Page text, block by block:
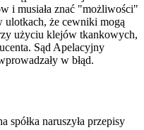
i musiała znać "możliwości"
ulotkach, że cewniki mogą
użyciu klejów tkankowych,
Sąd Apelacyjny
w błąd.
spółka naruszyła przepisy